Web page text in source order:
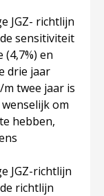
JGZ- richtlijn
sensitiviteit
en
drie jaar
twee jaar is
om
hebben,
JGZ-richtlijn
richtlijn